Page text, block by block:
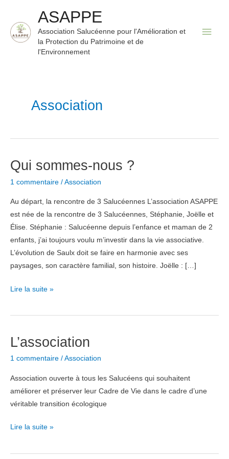
contenu
ASAPPE
Association Salucéenne pour l'Amélioration et
la Protection du Patrimoine et de
l'Environnement
Association
Qui sommes-nous ?
1 commentaire / Association
Au départ, la rencontre de 3 Salucéennes L’association ASAPPE
est née de la rencontre de 3 Salucéennes, Stéphanie, Joëlle et
Élise. Stéphanie : Salucéenne depuis l’enfance et maman de 2
enfants, j’ai toujours voulu m’investir dans la vie associative.
L’évolution de Saulx doit se faire en harmonie avec ses
paysages, son caractère familial, son histoire. Joëlle : […]
Qui
nous
Lire la suite »
L’association
1 commentaire / Association
Association ouverte à tous les Salucéens qui souhaitent
améliorer et préserver leur Cadre de Vie dans le cadre d’une
véritable transition écologique
L’association
Lire la suite »